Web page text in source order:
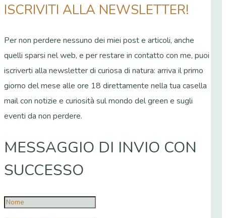
ISCRIVITI ALLA NEWSLETTER!
Per non perdere nessuno dei miei post e articoli, anche
quelli sparsi nel web, e per restare in contatto con me, puoi
iscriverti alla newsletter di curiosa di natura: arriva il primo
giorno del mese alle ore 18 direttamente nella tua casella
mail con notizie e curiosità sul mondo del green e sugli
eventi da non perdere.
MESSAGGIO DI INVIO CON
SUCCESSO